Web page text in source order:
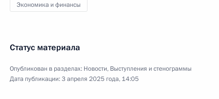
Экономика и финансы
Статус материала
Опубликован в разделах: Новости, Выступления и стенограммы
Дата публикации:3 апреля 2025 года, 14:05